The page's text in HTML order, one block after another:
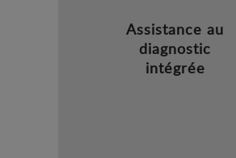
Assistance au
diagnostic
intégrée